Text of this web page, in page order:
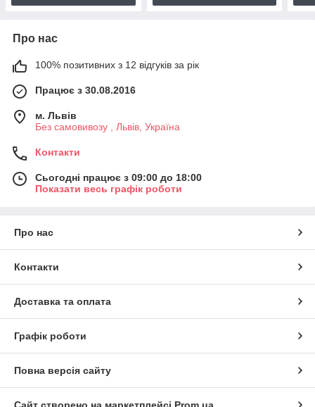
Про нас
100% позитивних з 12 відгуків за рік
Працює з 30.08.2016
м. Львів
Без самовивозу , Львів, Україна
Контакти
Сьогодні працює з 09:00 до 18:00
Показати весь графік роботи
Про нас
Контакти
Доставка та оплата
Графік роботи
Повна версія сайту